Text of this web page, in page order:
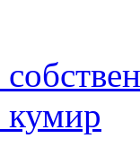
кумир